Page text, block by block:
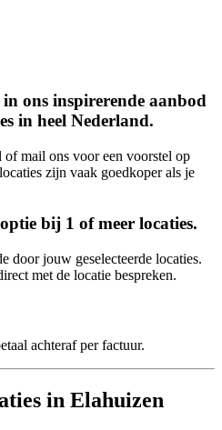
ons inspirerende aanbod
in heel Nederland.
mail ons voor een voorstel op
zijn vaak goedkoper als je
bij 1 of meer locaties.
door jouw geselecteerde locaties.
met de locatie bespreken.
achteraf per factuur.
in Elahuizen